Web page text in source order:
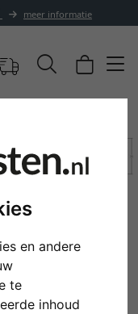
en andere
te
inhoud
meer informatie